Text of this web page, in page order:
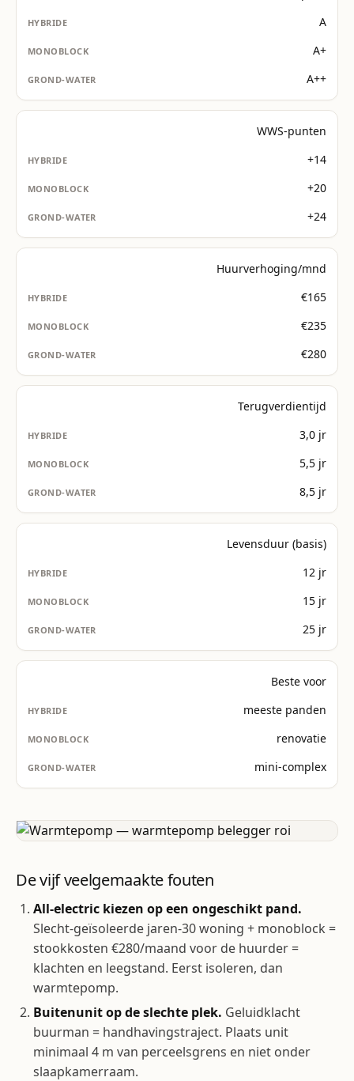
A
A+
A++
WWS-punten
+14
+20
+24
Huurverhoging/mnd
€165
€235
€280
Terugverdientijd
3,0 jr
5,5 jr
8,5 jr
Levensduur (basis)
12 jr
15 jr
25 jr
Beste voor
meeste panden
renovatie
mini-complex
De vijf veelgemaakte fouten
All-electric kiezen op een ongeschikt pand.
Slecht-geïsoleerde jaren-30 woning + monoblock =
stookkosten €280/maand voor de huurder =
klachten en leegstand. Eerst isoleren, dan
warmtepomp.
Buitenunit op de slechte plek. Geluidklacht
buurman = handhavingstraject. Plaats unit
minimaal 4 m van perceelsgrens en niet onder
slaapkamerraam.